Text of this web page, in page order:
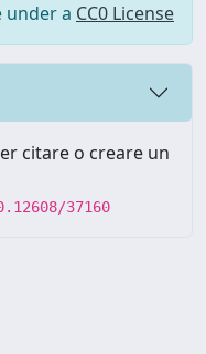
under a CC0 License
citare o creare un
37160